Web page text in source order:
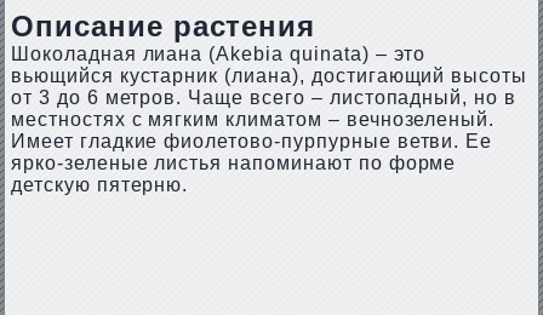
Описание растения
Шоколадная лиана (Akebia quinata) – это
вьющийся кустарник (лиана), достигающий высоты
от 3 до 6 метров. Чаще всего – листопадный, но в
местностях с мягким климатом – вечнозеленый.
Имеет гладкие фиолетово-пурпурные ветви. Ее
ярко-зеленые листья напоминают по форме
детскую пятерню.